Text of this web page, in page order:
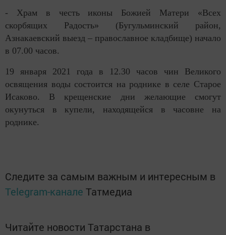
- Храм в честь иконы Божией Матери «Всех
скорбящих Радость» (Бугульминский район,
Азнакаевский выезд – православное кладбище) начало
в 07.00 часов.
19 января 2021 года в 12.30 часов чин Великого
освящения воды состоится на роднике в селе Старое
Исаково. В крещенские дни желающие смогут
окунуться в купели, находящейся в часовне на
роднике.
Следите за самым важным и интересным в
Telegram-канале Татмедиа
Читайте новости Татарстана в